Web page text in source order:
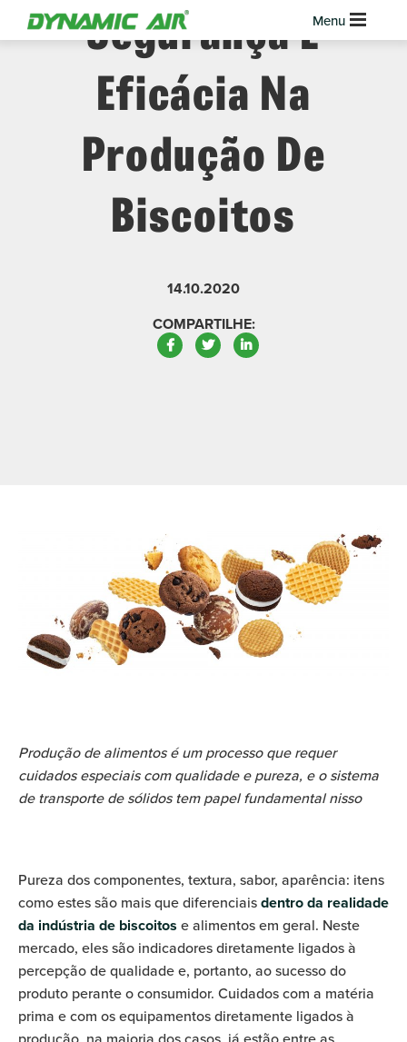
Segurança E
Eficácia Na
Produção De
Biscoitos
14.10.2020
COMPARTILHE:
Facebook
TwitterLinkedIn
Produção de alimentos é um processo que requer
cuidados especiais com qualidade e pureza, e o sistema
de transporte de sólidos tem papel fundamental nisso
Pureza dos componentes, textura, sabor, aparência: itens
como estes são mais que diferenciaisdentro da realidade
da indústria de biscoitos e alimentos em geral. Neste
mercado, eles são indicadores diretamente ligados à
percepção de qualidade e, portanto, ao sucesso do
produto perante o consumidor. Cuidados com a matéria
prima e com os equipamentos diretamente ligados à